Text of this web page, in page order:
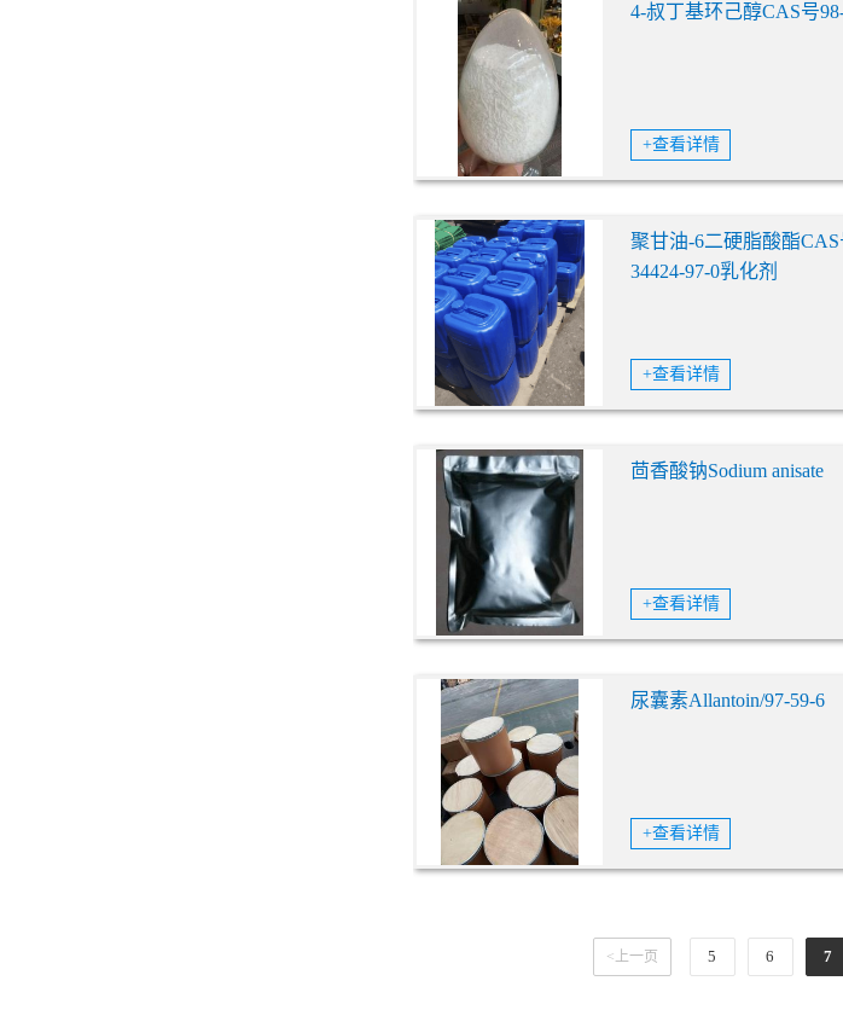
4-叔丁基环己醇CAS号
+查看详情
聚甘油-6二硬脂酸酯CAS
34424-97-0乳化剂
+查看详情
茴香酸钠Sodium anisate
+查看详情
尿囊素Allantoin/97-59-6
+查看详情
<上一页 5 6 7